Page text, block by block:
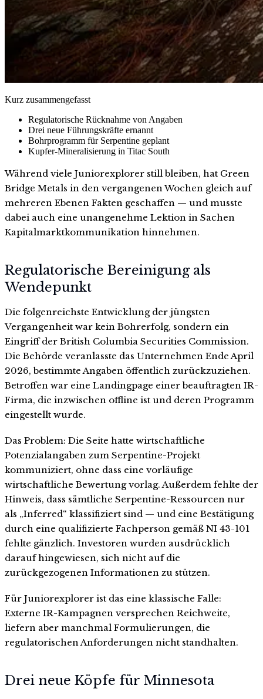
Kurz zusammengefasst
Regulatorische Rücknahme von Angaben
Drei neue Führungskräfte ernannt
Bohrprogramm für Serpentine geplant
Kupfer-Mineralisierung in Titac South
Während viele Juniorexplorer still bleiben, hat Green
Bridge Metals in den vergangenen Wochen gleich auf
mehreren Ebenen Fakten geschaffen — und musste
dabei auch eine unangenehme Lektion in Sachen
Kapitalmarktkommunikation hinnehmen.
Regulatorische Bereinigung als
Wendepunkt
Die folgenreichste Entwicklung der jüngsten
Vergangenheit war kein Bohrerfolg, sondern ein
Eingriff der British Columbia Securities Commission.
Die Behörde veranlasste das Unternehmen Ende April
2026, bestimmte Angaben öffentlich zurückzuziehen.
Betroffen war eine Landingpage einer beauftragten IR-
Firma, die inzwischen offline ist und deren Programm
eingestellt wurde.
Das Problem: Die Seite hatte wirtschaftliche
Potenzialangaben zum Serpentine-Projekt
kommuniziert, ohne dass eine vorläufige
wirtschaftliche Bewertung vorlag. Außerdem fehlte der
Hinweis, dass sämtliche Serpentine-Ressourcen nur
als „Inferred“ klassifiziert sind — und eine Bestätigung
durch eine qualifizierte Fachperson gemäß NI 43-101
fehlte gänzlich. Investoren wurden ausdrücklich
darauf hingewiesen, sich nicht auf die
zurückgezogenen Informationen zu stützen.
Für Juniorexplorer ist das eine klassische Falle:
Externe IR-Kampagnen versprechen Reichweite,
liefern aber manchmal Formulierungen, die
regulatorischen Anforderungen nicht standhalten.
Drei neue Köpfe für Minnesota